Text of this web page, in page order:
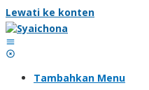
Lewati ke konten
Tambahkan Menu